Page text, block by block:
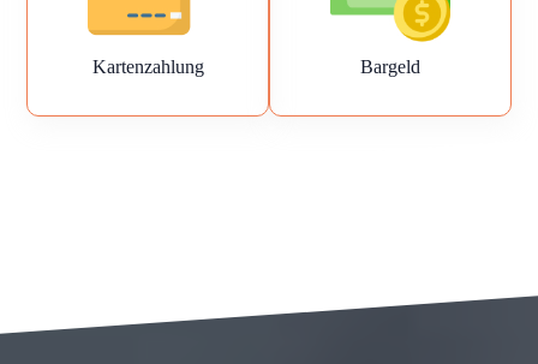
Kartenzahlung Bargeld